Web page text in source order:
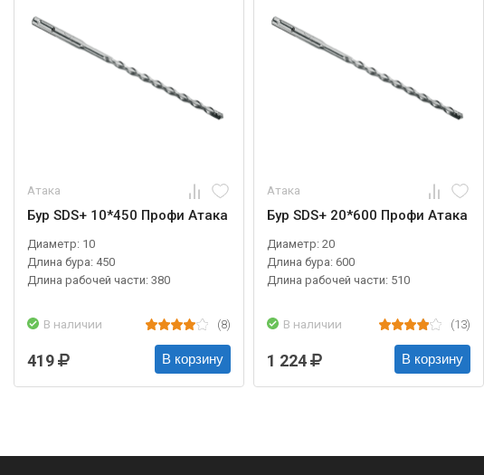
Атака
Бур SDS+ 10*450 Профи Атака
Диаметр: 10
Длина бура: 450
Длина рабочей части: 380
В наличии (8)
419 В корзину
Атака
Бур SDS+ 20*600 Профи Атака
Диаметр: 20
Длина бура: 600
Длина рабочей части: 510
В наличии (13)
1 224 В корзину